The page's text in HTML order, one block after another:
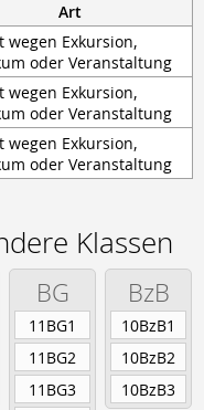
Art
wegen Exkursion,
oder Veranstaltung
wegen Exkursion,
oder Veranstaltung
wegen Exkursion,
oder Veranstaltung
Klassen
BG
11BG1
11BG2
11BG3
BzB
10BzB1
10BzB2
10BzB3